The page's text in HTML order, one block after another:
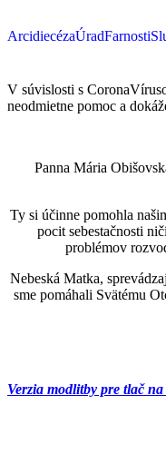
ArcidiecézaÚradFarnosti
V súvislosti s
neodmietne pomoc a
Panna Mária
Ty si účinne pomohla
pocit sebestačnosti
problémov
Nebeská Matka,
sme pomáhali Svätému
Verzia modlitby pre tlač